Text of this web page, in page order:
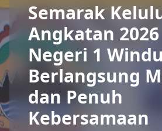
Semarak
Angkatan 2026
Negeri 1
Berlangsung
dan Penuh
Kebersamaan